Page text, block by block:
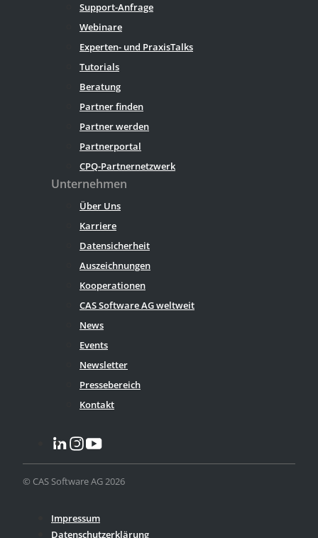
Support-Anfrage
Webinare
Experten- und PraxisTalks
Tutorials
Beratung
Partner finden
Partner werden
Partnerportal
CPQ-Partnernetzwerk
Unternehmen
Über Uns
Karriere
Datensicherheit
Auszeichnungen
Kooperationen
CAS Software AG weltweit
News
Events
Newsletter
Pressebereich
Kontakt
© CAS Software AG 2026
Impressum
Datenschutzerklärung